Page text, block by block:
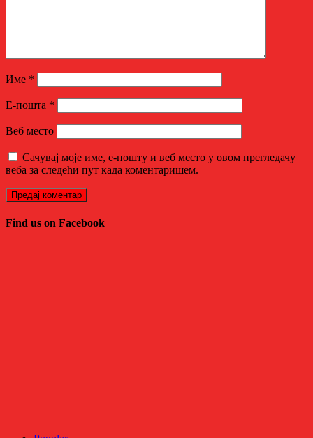
Име *
Е-пошта *
Веб место
Сачувај моје име, е-пошту и веб место у овом прегледачу
веба за следећи пут када коментаришем.
Find us on Facebook